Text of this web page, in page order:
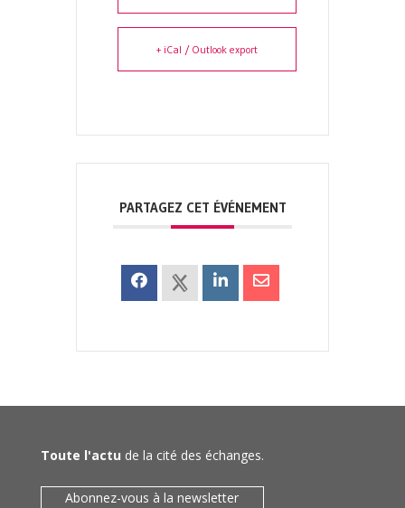
+ iCal / Outlook export
PARTAGEZ CET ÉVÉNEMENT
Toute l'actu de la cité des échanges.
Abonnez-vous à la newsletter